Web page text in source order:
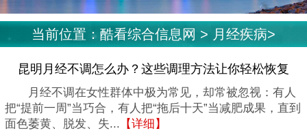
当前位置： 酷看综合信息网 > 月经疾病>
昆明月经不调怎么办？这些调理方法让你轻松恢复
月经不调在女性群体中极为常见，却常被忽视：有人
把“提前一周”当巧合，有人把“拖后十天”当减肥成果，直到
面色萎黄、脱发、失... 【详细】